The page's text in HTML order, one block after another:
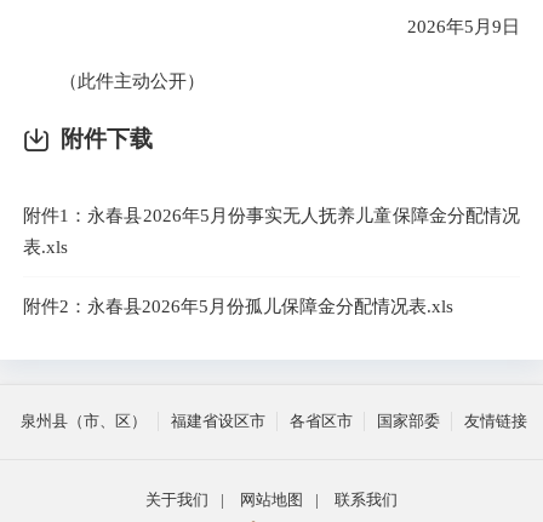
2026年5月9日
（此件主动公开）
附件下载
附件1：永春县2026年5月份事实无人抚养儿童保障金分配情况
表.xls
附件2：永春县2026年5月份孤儿保障金分配情况表.xls
泉州县（市、区） 福建省设区市 各省区市 国家部委 友情链接
关于我们 | 网站地图 |
联系我们